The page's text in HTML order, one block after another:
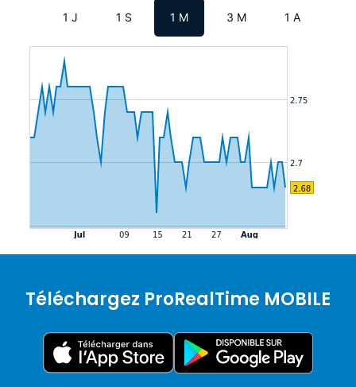
1 J 1 S 1 M 3 M 1 A
Téléchargez ProRealTime MOBILE